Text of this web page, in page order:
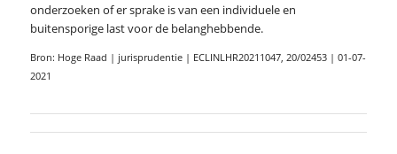
onderzoeken of er sprake is van een individuele en
buitensporige last voor de belanghebbende.
Bron: Hoge Raad | jurisprudentie | ECLINLHR20211047, 20/02453 | 01-07-
2021